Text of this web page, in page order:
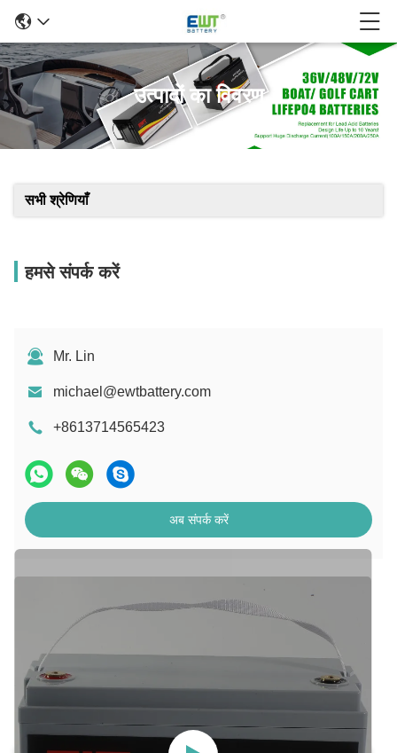
उत्पादों का विवरण
सभी श्रेणियाँ
हमसे संपर्क करें
Mr. Lin
michael@ewtbattery.com
+8613714565423
अब संपर्क करें